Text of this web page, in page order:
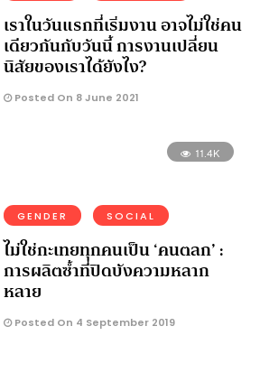
เราในวันแรกที่เริ่มงาน อาจไม่ใช่คน
เดียวกันกับวันนี้ การงานเปลี่ยน
นิสัยของเราได้ยังไง?
Posted On 8 June 2021
11.4K
GENDER SOCIAL
ไม่ใช่กะเทยทุกคนเป็น ‘คนตลก’ :
การผลิตซ้ำที่ปิดบังความหลาก
หลาย
Posted On 4 September 2019